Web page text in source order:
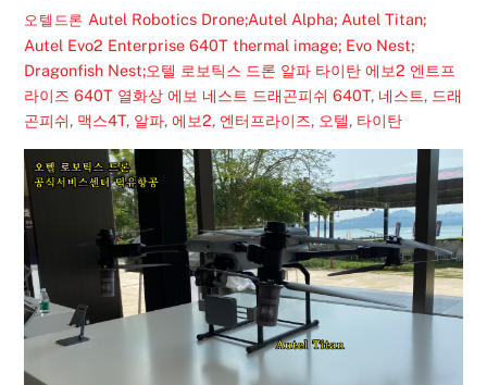
오텔드론 Autel Robotics Drone;Autel Alpha; Autel Titan;
Autel Evo2 Enterprise 640T thermal image; Evo Nest;
Dragonfish Nest;오텔 로보틱스 드론 알파 타이탄 에보2 엔트프
라이즈 640T 열화상 에보 네스트 드래곤피쉬 640T, 네스트, 드래
곤피쉬, 맥스4T, 알파,에보2, 엔터프라이즈, 오텔, 타이탄